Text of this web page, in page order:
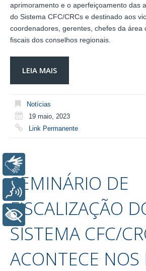
aprimoramento e o aperfeiçoamento das
do Sistema CFC/CRCs e destinado aos
coordenadores, gerentes, chefes da área
fiscais dos conselhos regionais.
LEIA MAIS
Notícias
19 maio, 2023
Link Permanente
SEMINÁRIO DE
FISCALIZAÇÃO
SISTEMA CFC/
ACONTECE NOS
Voz
+ Acessibilidade